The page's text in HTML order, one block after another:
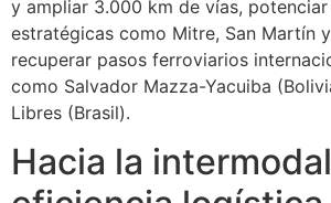
y ampliar 3.000 km de vías, potenciar
estratégicas como Mitre, San Martín
recuperar pasos ferroviarios
como Salvador Mazza-Yacuiba
Libres (Brasil).
Hacia la